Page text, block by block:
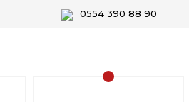
0554 390 88 90